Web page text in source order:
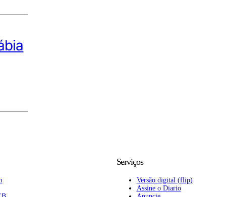
Serviços
Versão digital (flip)
Assine o Diario